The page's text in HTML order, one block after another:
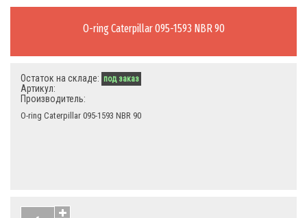
O-ring Caterpillar 095-1593 NBR 90
Остаток на складе: под заказ
Артикул:
Производитель:
O-ring Caterpillar 095-1593 NBR 90